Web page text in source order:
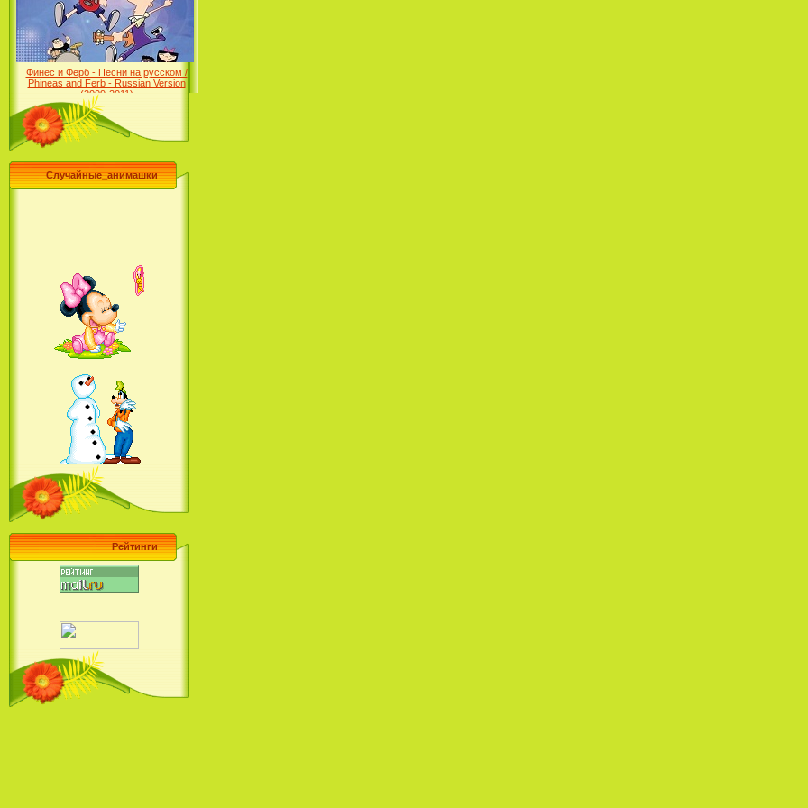
Desert (сериал) (2004)
Лило и Стич: Сериал (2
сезон) / Lilo & Stitch: The
Русалочка: Начало истории
Ариэль / The Little Mermaid:
Ariel's Beginning (2008)
Наша Маша и Волшебный
Орех (2009)
Финес и Ферб - Песни на русском /
Phineas and Ferb - Russian Version
(2009-2011)
Лучшее песни из мультфильмов
Диснея / Best Of Disney [Star Edition]
(1999)
Барби поет! Коллекция песен
кинопринцесс / Barbie Sings! The
Princess Movie Song Collection (2004)
Случайные_анимашки
Рейтинги